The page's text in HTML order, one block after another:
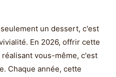
un dessert, c'est
En 2026, offrir cette
vous-même, c'est
Chaque année, cette